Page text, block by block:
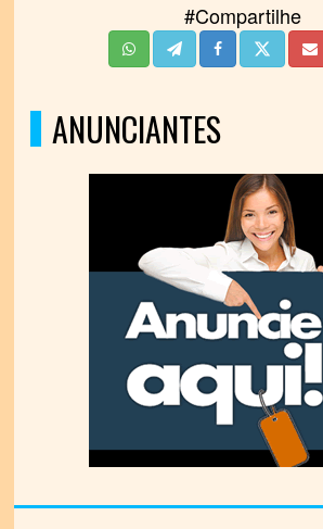
#Compartilhe
ANUNCIANTES